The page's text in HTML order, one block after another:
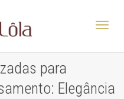
para
Elegância